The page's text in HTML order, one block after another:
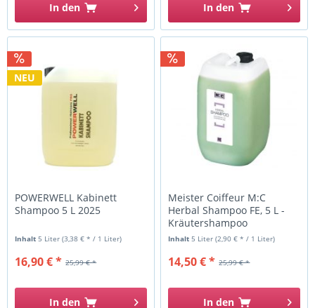
In den In den
NEU
POWERWELL Kabinett
Shampoo 5 L 2025
Inhalt5 Liter(3,38 € * / 1 Liter)
25,99 € *
16,90 € *
In den
Meister Coiffeur M:C
Herbal Shampoo FE, 5 L -
Kräutershampoo
Inhalt5 Liter(2,90 € * / 1 Liter)
25,99 € *
14,50 € *
In den